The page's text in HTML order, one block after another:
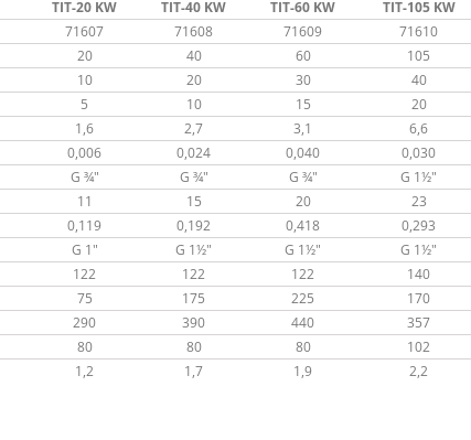
TIT-20 KW TIT-40 KW TIT-60 KW TIT-105 KW
71607 71608 71609 71610
20 40 60 105
10 20 30 40
5 10 15 20
1,6 2,7 3,1 6,6
0,006 0,024 0,040 0,030
G ¾" G ¾" G ¾" G 1½"
11 15 20 23
0,119 0,192 0,418 0,293
G 1" G 1½" G 1½" G 1½"
122 122 122 140
75 175 225 170
290 390 440 357
80 80 80 102
1,2 1,7 1,9 2,2